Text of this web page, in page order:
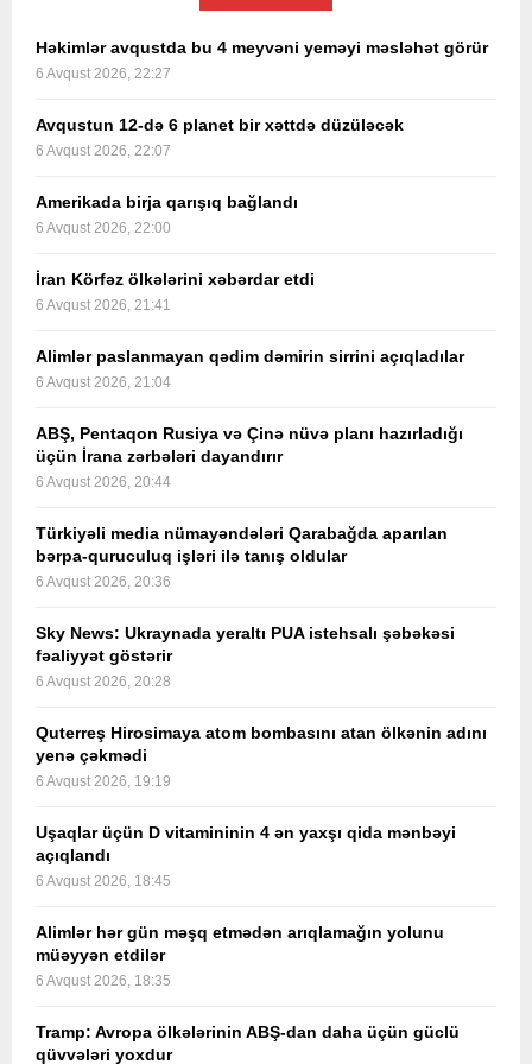
Həkimlər avqustda bu 4 meyvəni yeməyi məsləhət görür
6 Avqust 2026, 22:27
Avqustun 12-də 6 planet bir xəttdə düzüləcək
6 Avqust 2026, 22:07
Amerikada birja qarışıq bağlandı
6 Avqust 2026, 22:00
İran Körfəz ölkələrini xəbərdar etdi
6 Avqust 2026, 21:41
Alimlər paslanmayan qədim dəmirin sirrini açıqladılar
6 Avqust 2026, 21:04
ABŞ, Pentaqon Rusiya və Çinə nüvə planı hazırladığı
üçün İrana zərbələri dayandırır
6 Avqust 2026, 20:44
Türkiyəli media nümayəndələri Qarabağda aparılan
bərpa-quruculuq işləri ilə tanış oldular
6 Avqust 2026, 20:36
Sky News: Ukraynada yeraltı PUA istehsalı şəbəkəsi
fəaliyyət göstərir
6 Avqust 2026, 20:28
Quterreş Hirosimaya atom bombasını atan ölkənin adını
yenə çəkmədi
6 Avqust 2026, 19:19
Uşaqlar üçün D vitamininin 4 ən yaxşı qida mənbəyi
açıqlandı
6 Avqust 2026, 18:45
Alimlər hər gün məşq etmədən arıqlamağın yolunu
müəyyən etdilər
6 Avqust 2026, 18:35
Tramp: Avropa ölkələrinin ABŞ-dan daha üçün güclü
qüvvələri yoxdur